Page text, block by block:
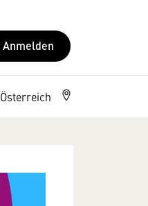
Anmelden
Österreich